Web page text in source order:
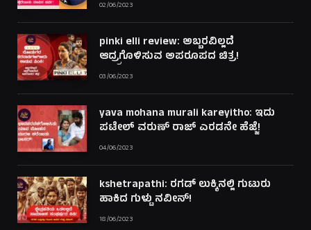
02/06/2023
pinki elli review: ಅಬ್ಬರವಿಲ್ಲದೆ
ಆದ್ರ್ರಗೊಳಿಸುವ ಅಪರೂಪದ ಚಿತ್ರ!
03/06/2023
yava mohana murali kareyitho: ಇದು
ಪಟೇಲ್ ವರುಣ್ ರಾಜ್ ಎರಡನೇ ಹೆಜ್ಜೆ!
04/06/2023
kshetrapathi: ರಗಡ್ ಲುಕ್ಕಿನಲ್ಲಿ ಗುಟುರು
ಹಾಕಿದ ಗುಳ್ಟು ನವೀನ್!
18/06/2023